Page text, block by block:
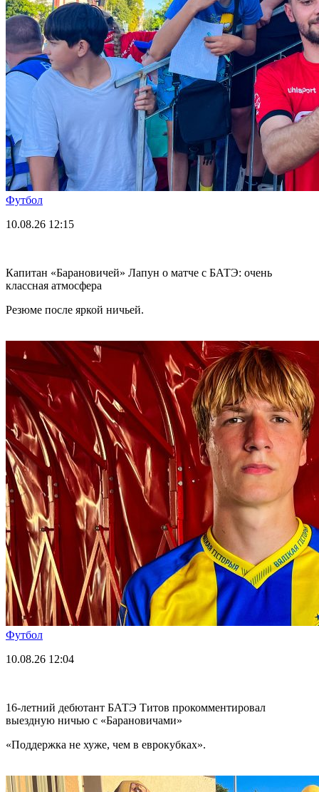
Футбол
10.08.26 12:15
Капитан «Барановичей» Лапун о матче с БАТЭ: очень
классная атмосфера
Резюме после яркой ничьей.
Футбол
10.08.26 12:04
16-летний дебютант БАТЭ Титов прокомментировал
выездную ничью с «Барановичами»
«Поддержка не хуже, чем в еврокубках».